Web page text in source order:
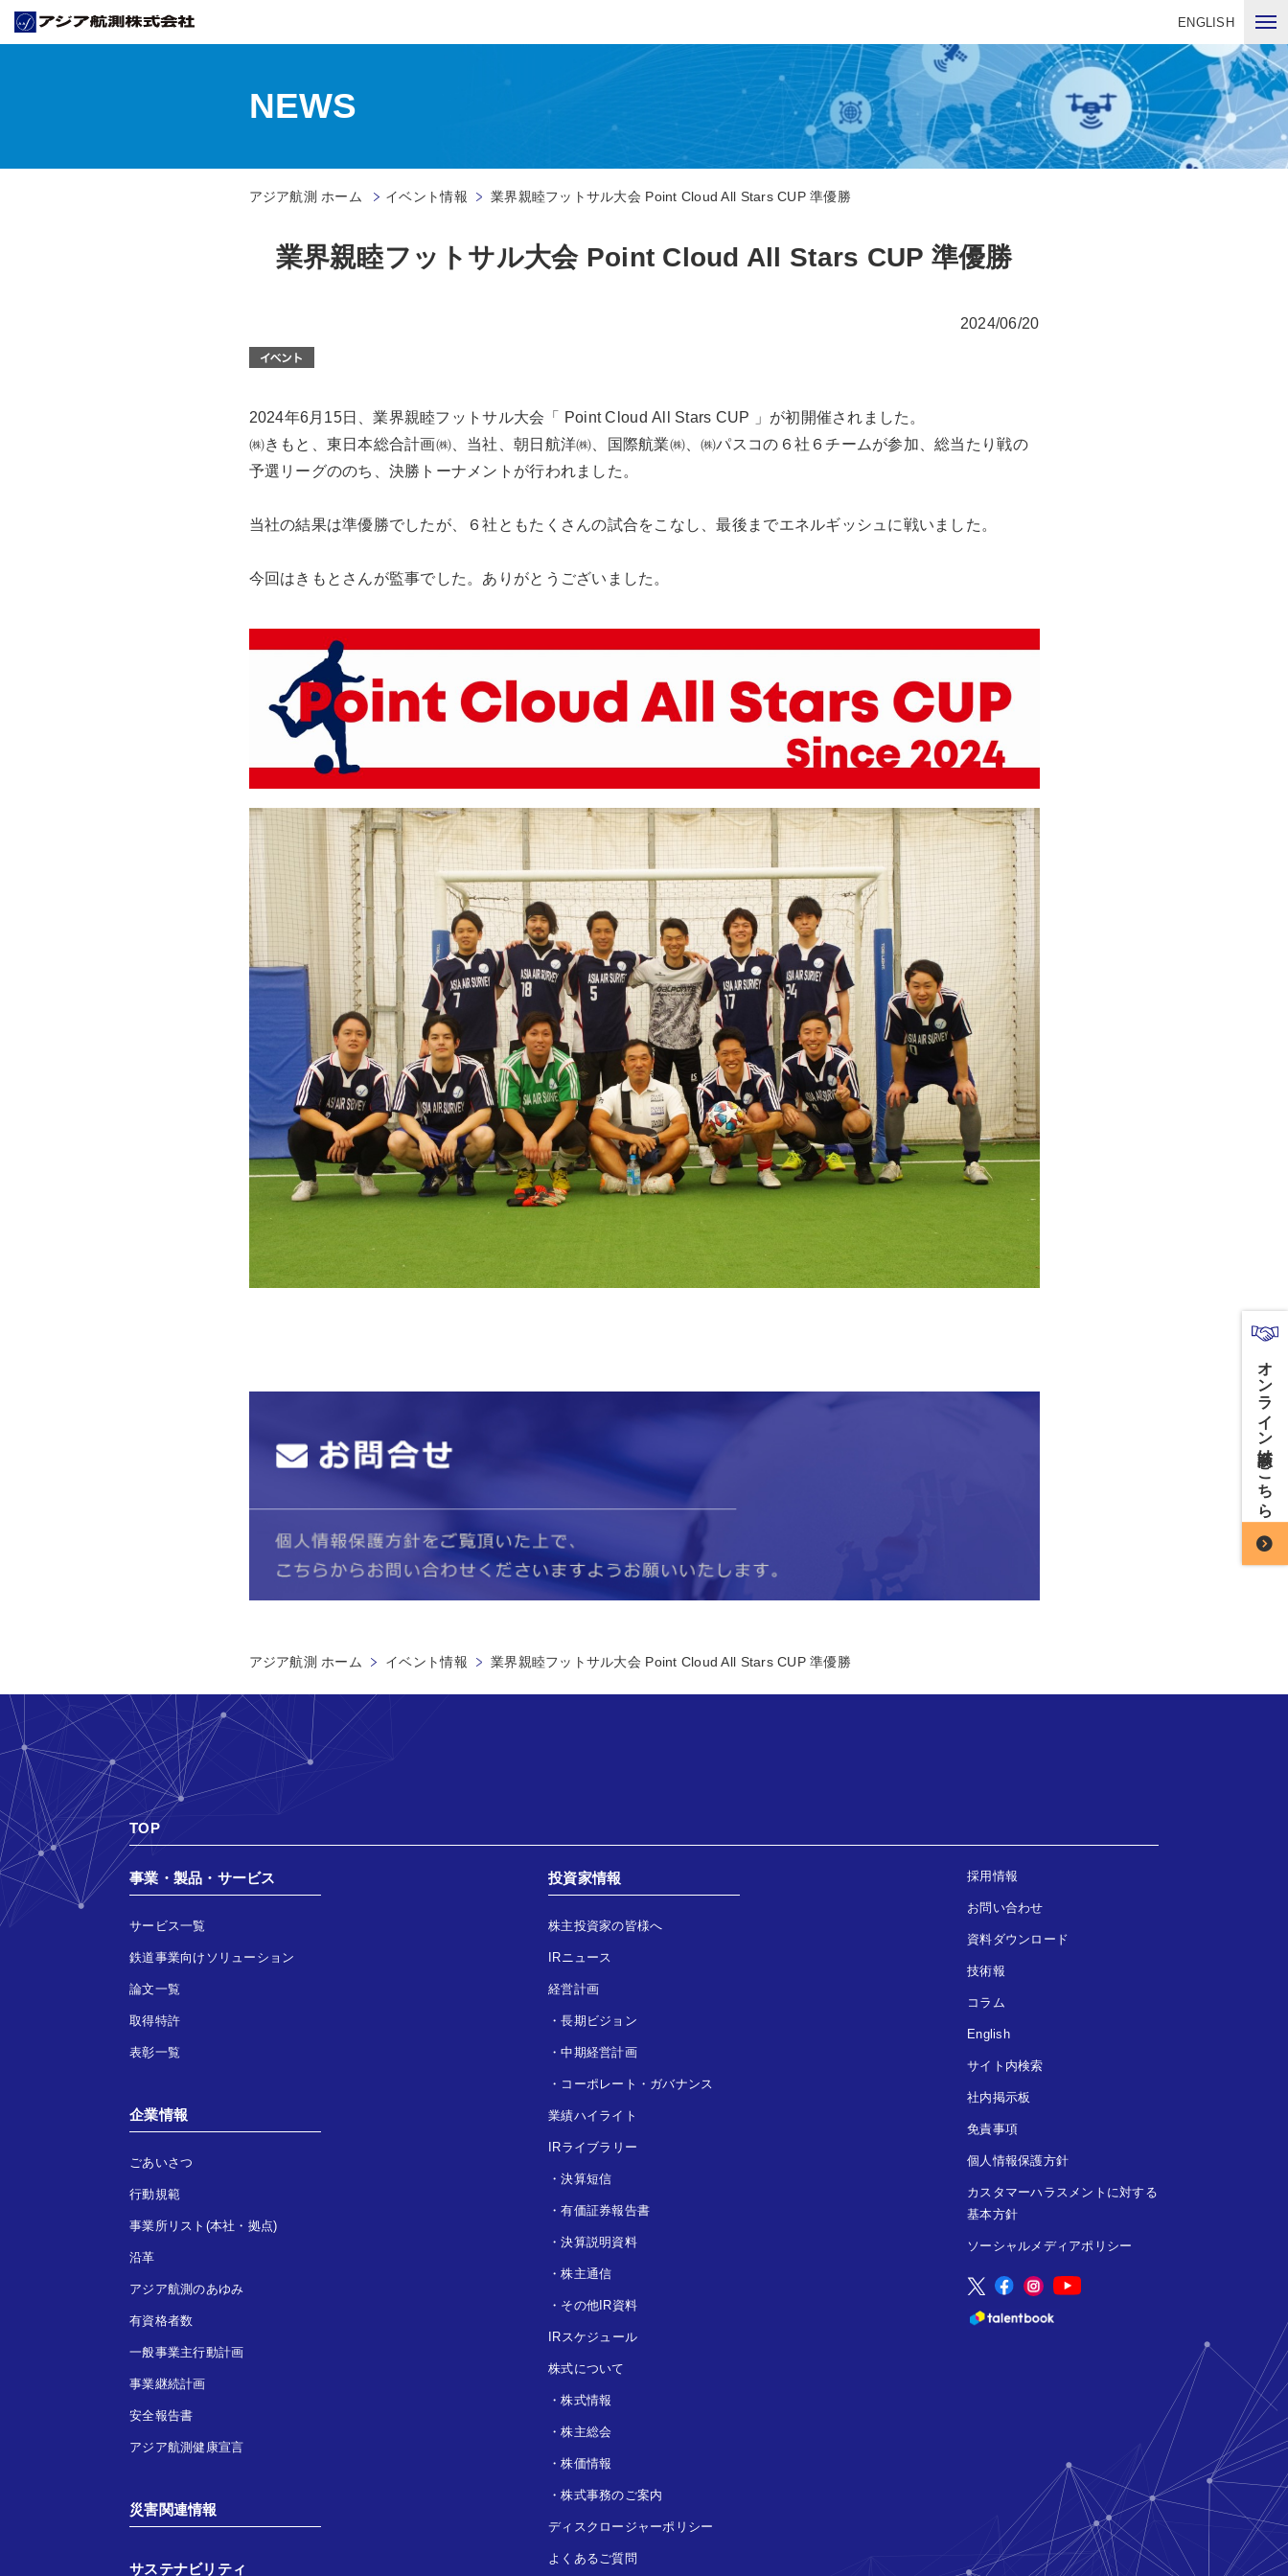
ENGLISH
NEWS
アジア航測 ホーム イベント情報 業界親睦フットサル大会 Point Cloud All Stars CUP 準優勝
業界親睦フットサル大会 Point Cloud All Stars CUP 準優勝
2024/06/20
2024年6月15日、業界親睦フットサル大会「 Point Cloud All Stars CUP 」が初開催されました。
㈱きもと、東日本総合計画㈱、当社、朝日航洋㈱、国際航業㈱、㈱パスコの６社６チームが参加、総当たり戦の
予選リーグののち、決勝トーナメントが行われました。
当社の結果は準優勝でしたが、６社ともたくさんの試合をこなし、最後までエネルギッシュに戦いました。
今回はきもとさんが監事でした。ありがとうございました。
アジア航測 ホーム イベント情報 業界親睦フットサル大会 Point Cloud All Stars CUP 準優勝
TOP
事業・製品・サービス
サービス一覧
鉄道事業向けソリューション
論文一覧
取得特許
表彰一覧
企業情報
ごあいさつ
行動規範
事業所リスト(本社・拠点)
沿革
アジア航測のあゆみ
有資格者数
一般事業主行動計画
事業継続計画
安全報告書
アジア航測健康宣言
災害関連情報
サステナビリティ
投資家情報
株主投資家の皆様へ
IRニュース
経営計画
・長期ビジョン
・中期経営計画
・ コーポレート・ガバナンス
業績ハイライト
IRライブラリー
・決算短信
・有価証券報告書
・決算説明資料
・株主通信
・ その他IR資料
IRスケジュール
株式について
・株式情報
・株主総会
・株価情報
・株式事務のご案内
ディスクロージャーポリシー
よくあるご質問
採用情報
お問い合わせ
資料ダウンロード
技術報
コラム
English
サイト内検索
社内掲示板
免責事項
個人情報保護方針
カスタマーハラスメントに対する
基本方針
ソーシャルメディアポリシー
オンライン商談はこちら